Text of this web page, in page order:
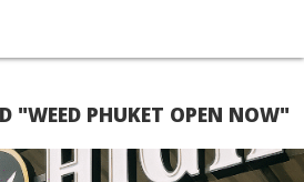
"WEED PHUKET OPEN NOW"